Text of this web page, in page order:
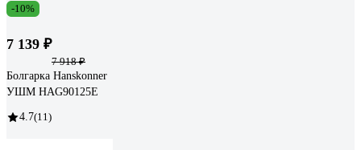
-10%
7 139 ₽
7 918 ₽
Болгарка Hanskonner
УШМ HAG90125E
4.7(11)